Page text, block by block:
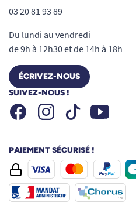
03 20 81 93 89
Du lundi au vendredi
de 9h à 12h30 et de 14h à 18h
ÉCRIVEZ-NOUS
SUIVEZ-NOUS !
FacebookInstagramTiktok Youtube
PAIEMENT SÉCURISÉ !